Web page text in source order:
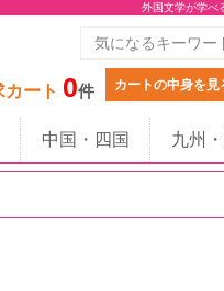
外国文学が学べ
カート 0件 カートの中身を見
中国・四国 九州